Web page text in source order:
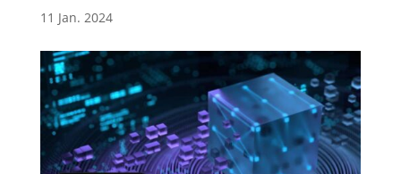
11 Jan. 2024